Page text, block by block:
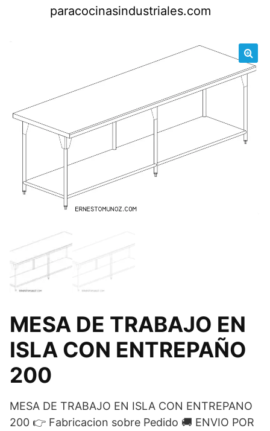
paracocinasindustriales.com
🔍
MESA DE TRABAJO EN
ISLA CON ENTREPAÑO
200
MESA DE TRABAJO EN ISLA CON ENTREPANO
200 👉 Fabricacion sobre Pedido 🚚 ENVIO POR